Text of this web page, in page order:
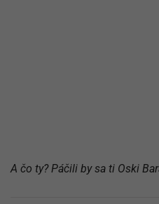
A čo ty? Páčili by sa ti Oski